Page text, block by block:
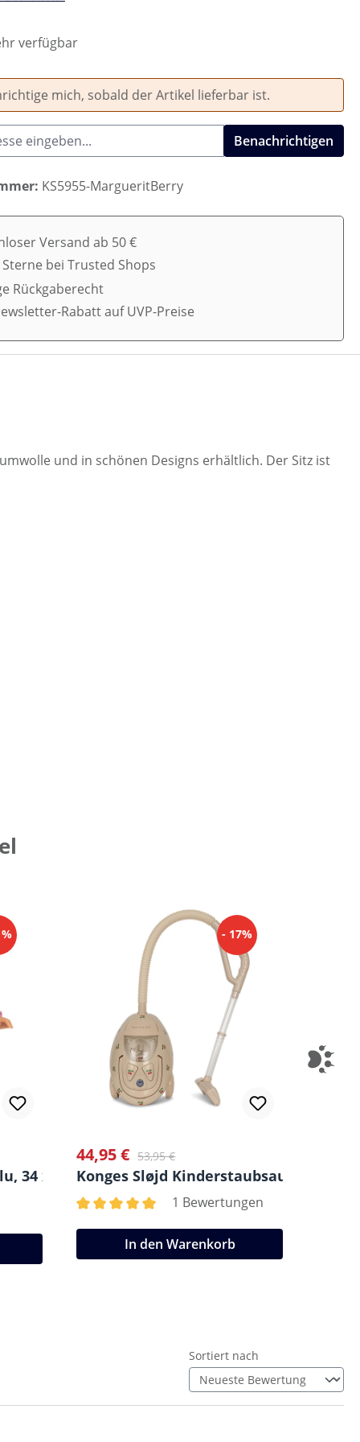
verfügbar
mich, sobald der Artikel lieferbar ist.
Benachrichtigen
KS5955-MargueritBerry
Versand ab 50 €
Sterne bei Trusted Shops
Rückgaberecht
Rabatt auf UVP-Preise
und in schönen Designs erhältlich. Der Sitz ist
34 x 21 cm
- 17%
Verkaufspreis:
44,95 € Regulärer Preis:
53,95 €
Konges Sløjd Kinderstaubsauger
1 Bewertungen
In den Warenkorb
Sortiert nach